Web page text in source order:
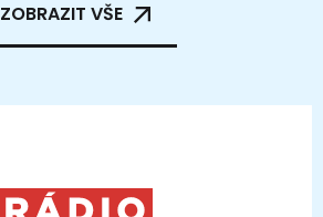
ZOBRAZIT VŠE